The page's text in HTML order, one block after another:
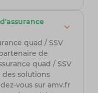
quad / SSV
de
quad / SSV
des solutions
vous sur amv.fr